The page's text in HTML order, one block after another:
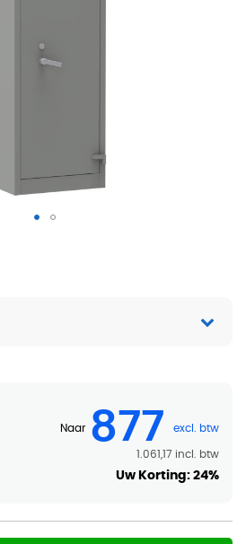
195 x 70 x 55 cm
Naar 877
1.061,17
Uw Korting:24%